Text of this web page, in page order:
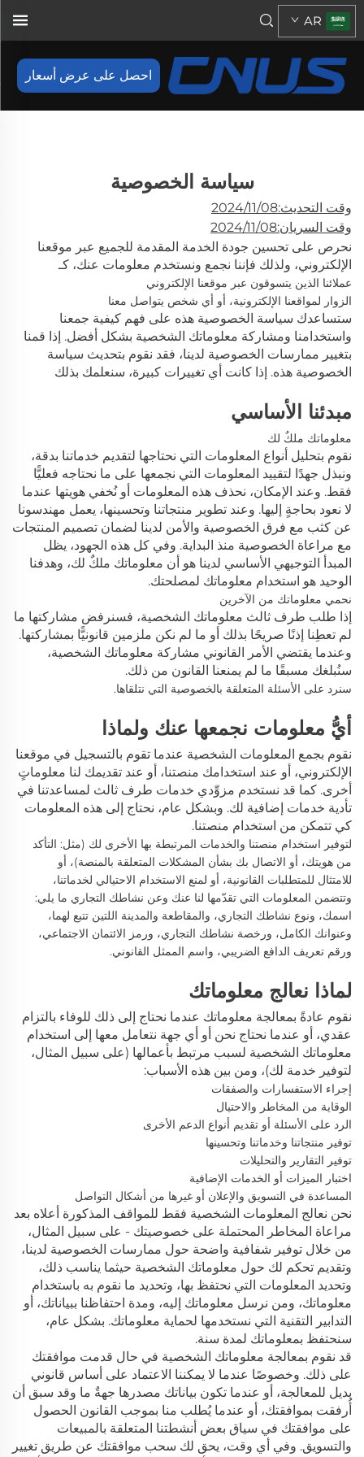
احصل على عرض أسعار
AR
سياسة الخصوصية
وقت التحديث:2024/11/08
وقت السريان:2024/11/08
نحرص على تحسين جودة الخدمة المقدمة للجميع عبر موقعنا
الإلكتروني، ولذلك فإننا نجمع ونستخدم معلومات عنك، كـ
عملائنا الذين يتسوقون عبر موقعنا الإلكتروني
الزوار لمواقعنا الإلكترونية، أو أي شخص يتواصل معنا
ستساعدك سياسة الخصوصية هذه على فهم كيفية جمعنا
واستخدامنا ومشاركة معلوماتك الشخصية بشكل أفضل. إذا قمنا
بتغيير ممارسات الخصوصية لدينا، فقد نقوم بتحديث سياسة
الخصوصية هذه. إذا كانت أي تغييرات كبيرة، سنعلمك بذلك
مبدئنا الأساسي
معلوماتك ملكٌ لك
نقوم بتحليل أنواع المعلومات التي نحتاجها لتقديم خدماتنا بدقة،
ونبذل جهدًا لتقييد المعلومات التي نجمعها على ما نحتاجه فعليًّا
فقط. وعند الإمكان، نحذف هذه المعلومات أو نُخفي هويتها عندما
لا نعود بحاجةٍ إليها. وعند تطوير منتجاتنا وتحسينها، يعمل مهندسونا
عن كثب مع فرق الخصوصية والأمن لدينا لضمان تصميم المنتجات
مع مراعاة الخصوصية منذ البداية. وفي كل هذه الجهود، يظل
المبدأ التوجيهي الأساسي لدينا هو أن معلوماتك ملكٌ لك، وهدفنا
الوحيد هو استخدام معلوماتك لمصلحتك.
نحمي معلوماتك من الآخرين
إذا طلب طرف ثالث معلوماتك الشخصية، فسنرفض مشاركتها ما
لم تعطِنا إذنًا صريحًا بذلك أو ما لم نكن ملزمين قانونيًّا بمشاركتها.
وعندما يقتضي الأمر القانوني مشاركة معلوماتك الشخصية،
سنُبلغك مسبقًا ما لم يمنعنا القانون من ذلك.
سنرد على الأسئلة المتعلقة بالخصوصية التي نتلقاها.
أيُّ معلومات نجمعها عنك ولماذا
نقوم بجمع المعلومات الشخصية عندما تقوم بالتسجيل في موقعنا
الإلكتروني، أو عند استخدامك منصتنا، أو عند تقديمك لنا معلوماتٍ
أخرى. كما قد نستخدم مزوِّدي خدمات طرف ثالث لمساعدتنا في
تأدية خدمات إضافية لك. وبشكل عام، نحتاج إلى هذه المعلومات
كي تتمكن من استخدام منصتنا.
لتوفير استخدام منصتنا والخدمات المرتبطة بها الأخرى لك (مثل: التأكد
من هويتك، أو الاتصال بك بشأن المشكلات المتعلقة بالمنصة)، أو
للامتثال للمتطلبات القانونية، أو لمنع الاستخدام الاحتيالي لخدماتنا،
وتتضمن المعلومات التي تقدّمها لنا عنك وعن نشاطك التجاري ما يلي:
اسمك، ونوع نشاطك التجاري، والمقاطعة والمدينة اللتين تتبع لهما،
وعنوانك الكامل، ورخصة نشاطك التجاري، ورمز الائتمان الاجتماعي،
ورقم تعريف الدافع الضريبي، واسم الممثل القانوني.
لماذا نعالج معلوماتك
نقوم عادةً بمعالجة معلوماتك عندما نحتاج إلى ذلك للوفاء بالتزام
عقدي، أو عندما نحتاج نحن أو أي جهة نتعامل معها إلى استخدام
معلوماتك الشخصية لسبب مرتبط بأعمالها (على سبيل المثال،
لتوفير خدمة لك)، ومن بين هذه الأسباب:
إجراء الاستفسارات والصفقات
الوقاية من المخاطر والاحتيال
الرد على الأسئلة أو تقديم أنواع الدعم الأخرى
توفير منتجاتنا وخدماتنا وتحسينها
توفير التقارير والتحليلات
اختبار الميزات أو الخدمات الإضافية
المساعدة في التسويق والإعلان أو غيرها من أشكال التواصل
نحن نعالج المعلومات الشخصية فقط للمواقف المذكورة أعلاه بعد
مراعاة المخاطر المحتملة على خصوصيتك - على سبيل المثال،
من خلال توفير شفافية واضحة حول ممارسات الخصوصية لدينا،
وتقديم تحكم لك حول معلوماتك الشخصية حيثما يناسب ذلك،
وتحديد المعلومات التي نحتفظ بها، وتحديد ما نقوم به باستخدام
معلوماتك، ومن نرسل معلوماتك إليه، ومدة احتفاظنا ببياناتك، أو
التدابير التقنية التي نستخدمها لحماية معلوماتك. بشكل عام،
سنحتفظ بمعلوماتك لمدة سنة.
قد نقوم بمعالجة معلوماتك الشخصية في حال قدمت موافقتك
على ذلك. وخصوصًا عندما لا يمكننا الاعتماد على أساس قانوني
بديل للمعالجة، أو عندما تكون بياناتك مصدرها جهةٌ ما وقد سبق أن
أُرفقت بموافقتك، أو عندما يُطلب منا بموجب القانون الحصول
على موافقتك في سياق بعض أنشطتنا المتعلقة بالمبيعات
والتسويق. وفي أي وقت، يحق لك سحب موافقتك عن طريق تغيير